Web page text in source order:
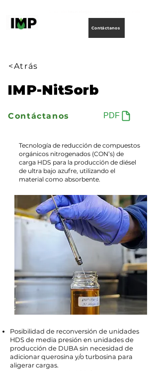
Contáctanos
<Atrás
IMP-NitSorb
Contáctanos PDF
Tecnología de reducción de compuestos
orgánicos nitrogenados (CON’s) de
carga HDS para la producción de diésel
de ultra bajo azufre, utilizando el
material como absorbente.
Posibilidad de reconversión de unidades
HDS de media presión en unidades de
producción de DUBA sin necesidad de
adicionar querosina y/o turbosina para
aligerar cargas.